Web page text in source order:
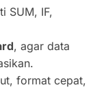
SUM, IF,
, agar data
format cepat,